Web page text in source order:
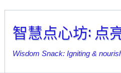
智慧点心坊: 点
Wisdom Snack: Igniting &